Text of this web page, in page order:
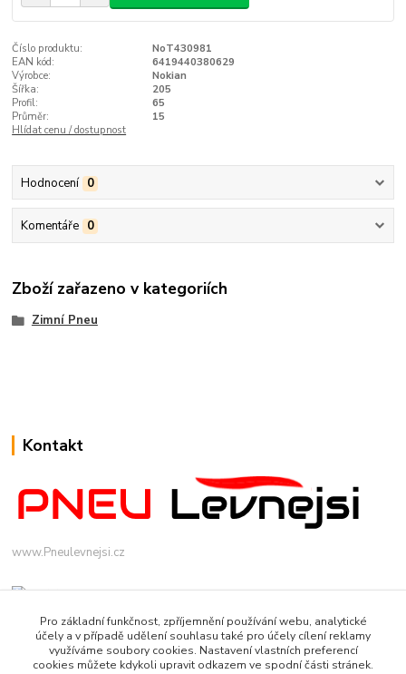
Číslo produktu:
NoT430981
EAN kód:
6419440380629
Výrobce:
Nokian
Šířka:
205
Profil:
65
Průměr:
15
Hlídat cenu / dostupnost
Hodnocení 0
Komentáře 0
Zboží zařazeno v kategoriích
Zimní Pneu
Kontakt
www.Pneulevnejsi.cz
info(a)pneulevnejsi.cz
Pro základní funkčnost, zpříjemnění používání webu, analytické
účely a v případě udělení souhlasu také pro účely cílení reklamy
využíváme soubory cookies. Nastavení vlastních preferencí
cookies můžete kdykoli upravit odkazem ve spodní části stránek.